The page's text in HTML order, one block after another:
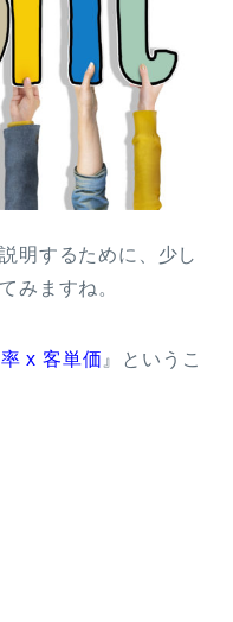
明するために、少し
みますね。
x 客単価 』というこ